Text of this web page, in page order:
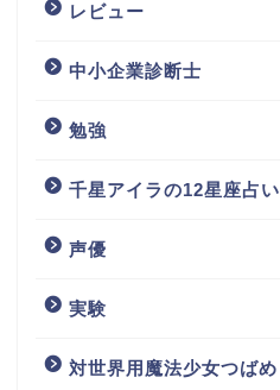
レビュー
中小企業診断士
勉強
千星アイラの12星座占い
声優
実験
対世界用魔法少女つばめ